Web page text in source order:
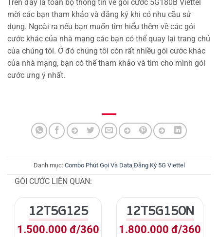
Trên đây là toàn bộ thông tin về gói cước 5G180B Viettel
mời các bạn tham khảo và đăng ký khi có nhu cầu sử
dụng. Ngoài ra nếu bạn muốn tìm hiểu thêm về các gói
cước khác của nhà mạng các bạn có thể quay lại trang chủ
của chúng tôi. Ở đó chúng tôi còn rất nhiều gói cước khác
của nhà mạng, bạn có thể tham khảo và tìm cho mình gói
cước ưng ý nhất.
Danh mục: Combo Phút Gọi Và Data, Đăng Ký 5G Viettel
GÓI CƯỚC LIÊN QUAN:
12T5G125
1.500.000 đ/360
12T5G150N
1.800.000 đ/360